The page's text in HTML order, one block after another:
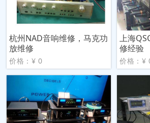
杭州NAD音响维修，马克功
放维修
价格：¥ 0
上海
修经验
价格：¥